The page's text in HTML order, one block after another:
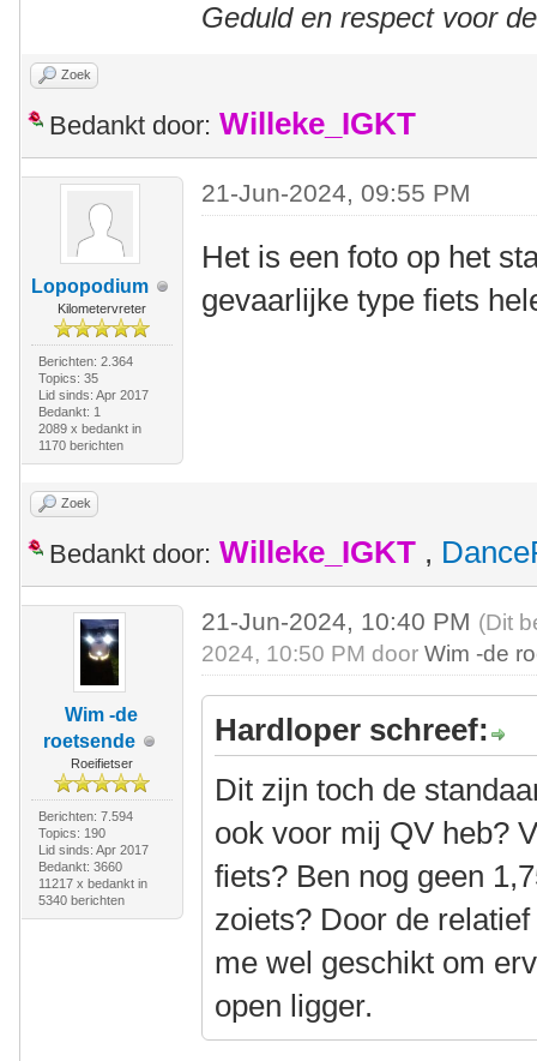
Geduld en respect voor
Zoek
Bedankt door: Willeke_IGKT
Lopopodium
Kilometervreter
Berichten: 2.364
Topics: 35
Lid sinds: Apr 2017
Bedankt: 1
2089 x bedankt in
1170 berichten
21-Jun-2024, 09:55 PM
Het is een foto op het
gevaarlijke type fiets
Zoek
Bedankt door: Willeke_IGKT ,
Wim -de
roetsende
Roeifietser
Berichten: 7.594
Topics: 190
Lid sinds: Apr 2017
Bedankt: 3660
11217 x bedankt in
5340 berichten
21-Jun-2024, 10:40 PM (Dit
2024, 10:50 PM doorWim -de
Hardloper schreef:
Dit zijn toch de
ook voor mij QV heb?
fiets? Ben nog geen
zoiets? Door de
me wel geschikt om
open ligger.